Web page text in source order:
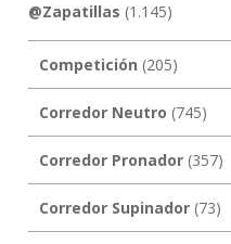
@Zapatillas (1.145)
Competición (205)
Corredor Neutro (745)
Corredor Pronador(357)
Corredor Supinador(73)